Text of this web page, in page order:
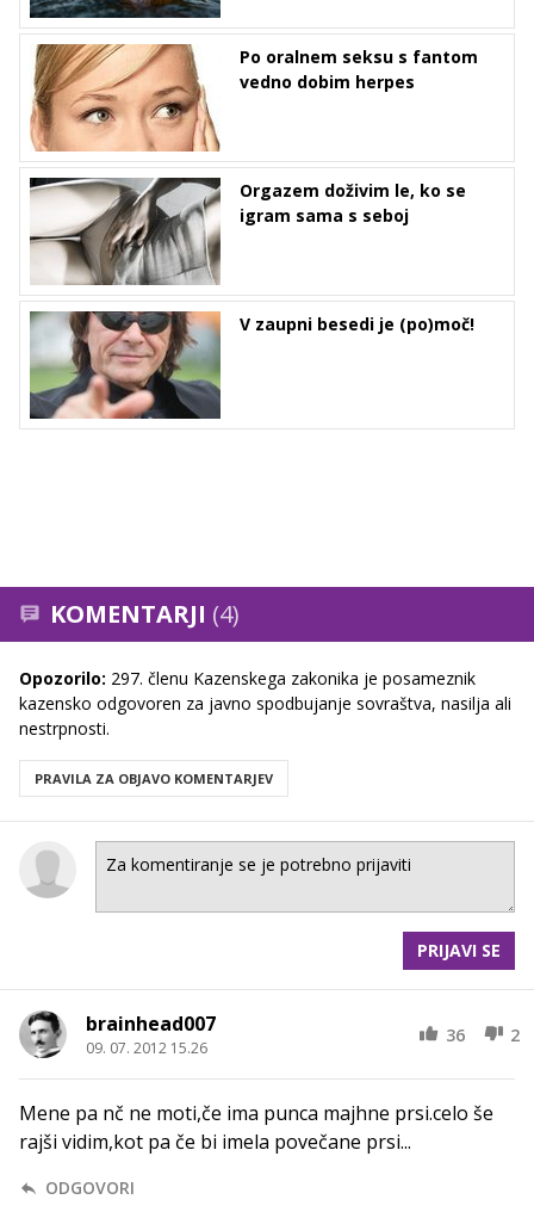
Po oralnem seksu s fantom
vedno dobim herpes
Orgazem doživim le, ko se
igram sama s seboj
V zaupni besedi je (po)moč!
KOMENTARJI (4)
Opozorilo: 297. členu Kazenskega zakonika je posameznik
kazensko odgovoren za javno spodbujanje sovraštva, nasilja ali
nestrpnosti.
PRAVILA ZA OBJAVO KOMENTARJEV
PRIJAVI SE
brainhead007
09. 07. 2012 15.26
36 2
Mene pa nč ne moti,če ima punca majhne prsi.celo še
rajši vidim,kot pa če bi imela povečane prsi...
ODGOVORI